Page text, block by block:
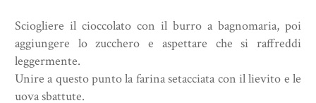
Sciogliere il cioccolato con il burro a bagnomaria, poi
aggiungere lo zucchero e aspettare che si raffreddi
leggermente.
Unire a questo punto la farina setacciata con il lievito e le
uova sbattute.